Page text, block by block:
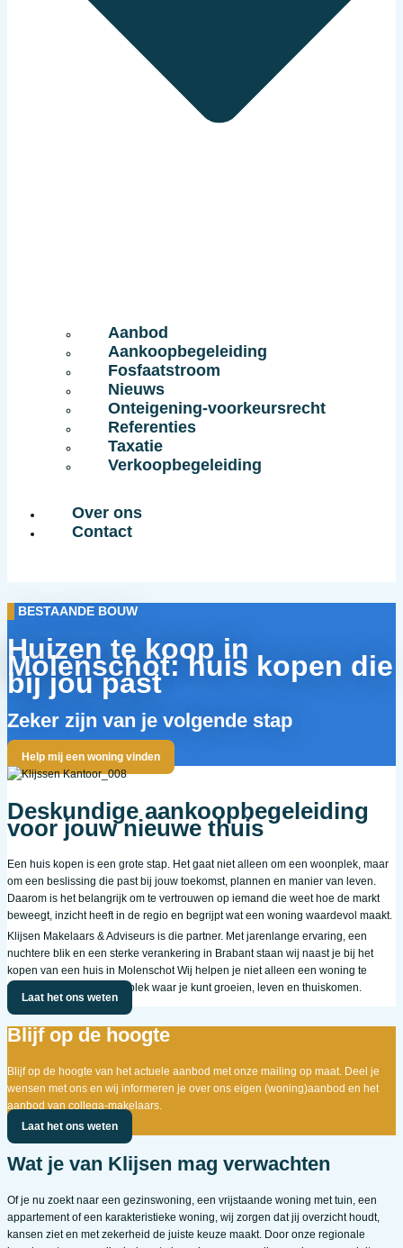
Aanbod
Aankoopbegeleiding
Fosfaatstroom
Nieuws
Onteigening-voorkeursrecht
Referenties
Taxatie
Verkoopbegeleiding
Over ons
Contact
BESTAANDE BOUW
Huizen te koop in
Molenschot: huis kopen die
bij jou past
Zeker zijn van je volgende stap
Help mij een woning vinden
Deskundige aankoopbegeleiding
voor jouw nieuwe thuis
Een huis kopen is een grote stap. Het gaat niet alleen om een woonplek, maar
om een beslissing die past bij jouw toekomst, plannen en manier van leven.
Daarom is het belangrijk om te vertrouwen op iemand die weet hoe de markt
beweegt, inzicht heeft in de regio en begrijpt wat een woning waardevol maakt.
Klijsen Makelaars & Adviseurs is die partner. Met jarenlange ervaring, een
nuchtere blik en een sterke verankering in Brabant staan wij naast je bij het
kopen van een huis in Molenschot Wij helpen je niet alleen een woning te
vinden, maar vooral een plek waar je kunt groeien, leven en thuiskomen.
Laat het ons weten
Blijf op de hoogte
Blijf op de hoogte van het actuele aanbod met onze mailing op maat. Deel je
wensen met ons en wij informeren je over ons eigen (woning)aanbod en het
aanbod van collega-makelaars.
Laat het ons weten
Wat je van Klijsen mag verwachten
Of je nu zoekt naar een gezinswoning, een vrijstaande woning met tuin, een
appartement of een karakteristieke woning, wij zorgen dat jij overzicht houdt,
kansen ziet en met zekerheid de juiste keuze maakt. Door onze regionale